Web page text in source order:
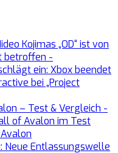
Kojimas „OD“ ist von
betroffen -
ein: Xbox beendet
bei „Project
– Test & Vergleich -
of Avalon im Test
Neue Entlassungswelle